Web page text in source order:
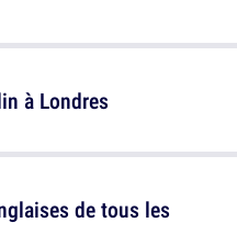
de tous les
à Londres